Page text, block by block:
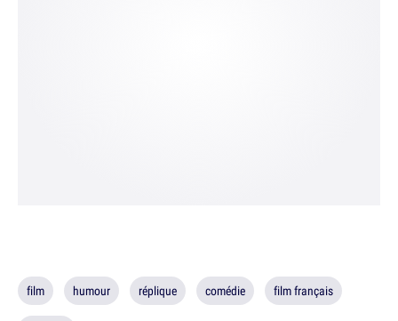
film humour réplique comédie film français